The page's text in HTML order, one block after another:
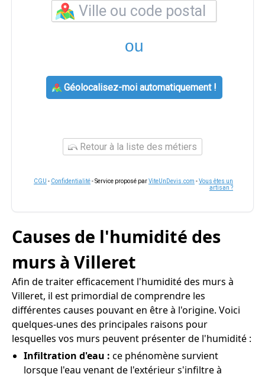
ou
Géolocalisez-moi automatiquement !
Retour à la liste des métiers
CGU - Confidentialité- Service proposé parViteUnDevis.com -Vous êtes un
artisan ?
Causes de l'humidité des
murs à Villeret
Afin de traiter efficacement l'humidité des murs à
Villeret, il est primordial de comprendre les
différentes causes pouvant en être à l'origine. Voici
quelques-unes des principales raisons pour
lesquelles vos murs peuvent présenter de l'humidité :
Infiltration d'eau : ce phénomène survient
lorsque l'eau venant de l'extérieur s'infiltre à